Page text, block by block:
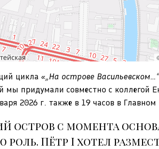
цикла «„На острове
мы придумали совместно с коллегой
2026 г. также в 19 часов в
остров с момента
роль. Пётр I хотел